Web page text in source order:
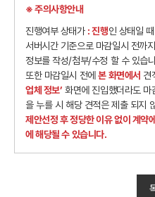
※ 주의사항안내
진행여부 상태가 : 진행인 상태일
서버시간 기준으로 마감일시 전까
정보를 작성/첨부/수정 할 수 있습
또한 마감일시 전에본 화면에서 견
업체 정보’ 화면에 진입했더라도
을 누를 시 해당 견적은 제출 되지
제안선정 후 정당한 이유 없이 계약
에 해당될 수 있습니다.